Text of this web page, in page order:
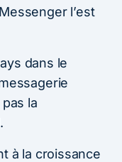
l’est
dans le
la
à la croissance